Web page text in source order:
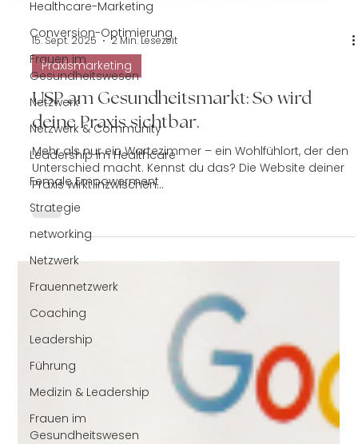
Healthcare-Marketing
Conversion-Optimierung
Frauen im
Gesundheitswesen
Netzwerk
Netzwerk & Community
Leadership im Healthcare
Female Empowerment
Strategie
networking
Netzwerk
Frauennetzwerk
Coaching
Leadership
Führung
Medizin & Leadership
Frauen im
Gesundheitswesen
Praxismarketing
USP am Gesundheitsmarkt: So wird
deine Praxis sichtbar.
Unterschied macht. Kennst du das? Die Website deiner
Praxis wirkt inzwischen...